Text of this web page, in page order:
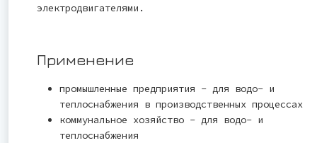
электродвигателями.
Применение
промышленные предприятия - для водо- и
теплоснабжения в производственных процессах
коммунальное хозяйство - для водо- и
теплоснабжения